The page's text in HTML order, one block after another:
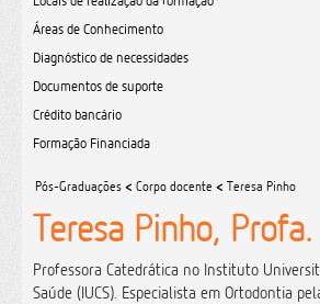
Utilizador
Contactos
Áreas de Conhecimento
Diagnóstico de necessidades
Documentos de suporte
Crédito bancário
Formação Financiada
Pós-Graduações < Corpo docente < Teresa Pinho
Teresa Pinho,
Professora Catedrática no Instituto
Saúde (IUCS). Especialista em Ortodontia